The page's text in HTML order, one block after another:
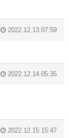
2022.12.13 07:59
2022.12.14 05:35
2022.12.15 15:47